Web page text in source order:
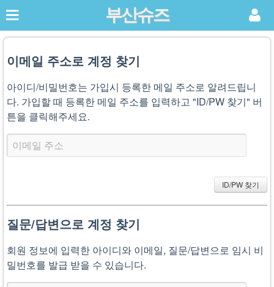
부산슈즈
이메일 주소로 계정 찾기
아이디/비밀번호는 가입시 등록한 메일 주소로 알려드립니
다. 가입할 때 등록한 메일 주소를 입력하고 "ID/PW 찾기" 버
튼을 클릭해주세요.
질문/답변으로 계정 찾기
회원 정보에 입력한 아이디와 이메일, 질문/답변으로 임시 비
밀번호를 발급 받을 수 있습니다.